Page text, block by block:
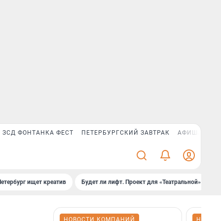
ЗСД ФОНТАНКА ФЕСТ ПЕТЕРБУРГСКИЙ ЗАВТРАК АФИША PLUS
ищет креатив Будет ли лифт. Проект для «Театральной»
НОВОСТИ КОМПАНИЙ